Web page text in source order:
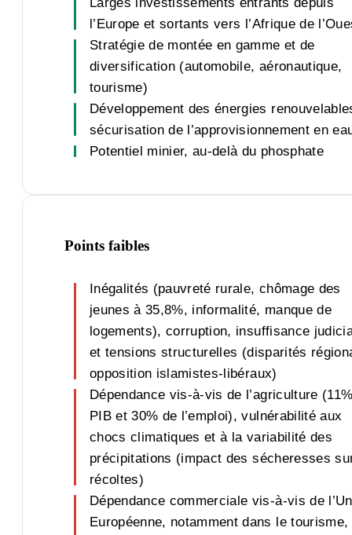
Larges investissements entrants depuis
l’Europe et sortants vers l’Afrique de
Stratégie de montée en gamme et de
diversification (automobile, aéronautique,
tourisme)
Développement des énergies
sécurisation de l’approvisionnement en
Potentiel minier, au-delà du phosphate
Points faibles
Inégalités (pauvreté rurale, chômage des
jeunes à 35,8%, informalité, manque de
logements), corruption, insuffisance
et tensions structurelles (disparités
opposition islamistes-libéraux)
Dépendance vis-à-vis de l’agriculture
PIB et 30% de l’emploi), vulnérabilité aux
chocs climatiques et à la variabilité des
précipitations (impact des sécheresses
récoltes)
Dépendance commerciale vis-à-vis de
Européenne, notamment dans le tourisme,